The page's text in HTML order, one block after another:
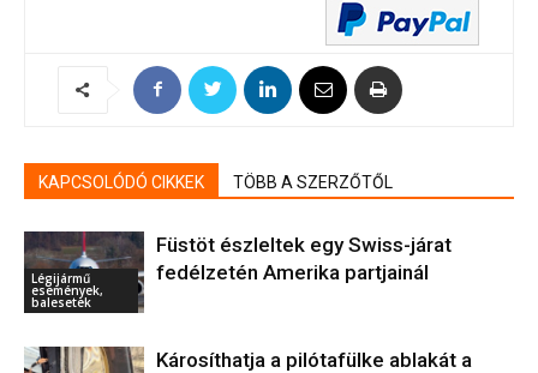
KAPCSOLÓDÓ CIKKEK TÖBB A SZERZŐTŐL
Légijármű
események,
balesetek
Füstöt észleltek egy Swiss-járat
fedélzetén Amerika partjainál
Károsíthatja a pilótafülke ablakát a